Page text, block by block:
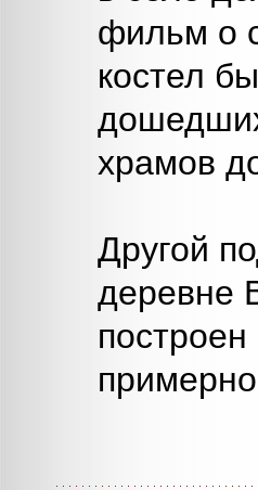
фильм о
костел
храмов
Другой
деревне